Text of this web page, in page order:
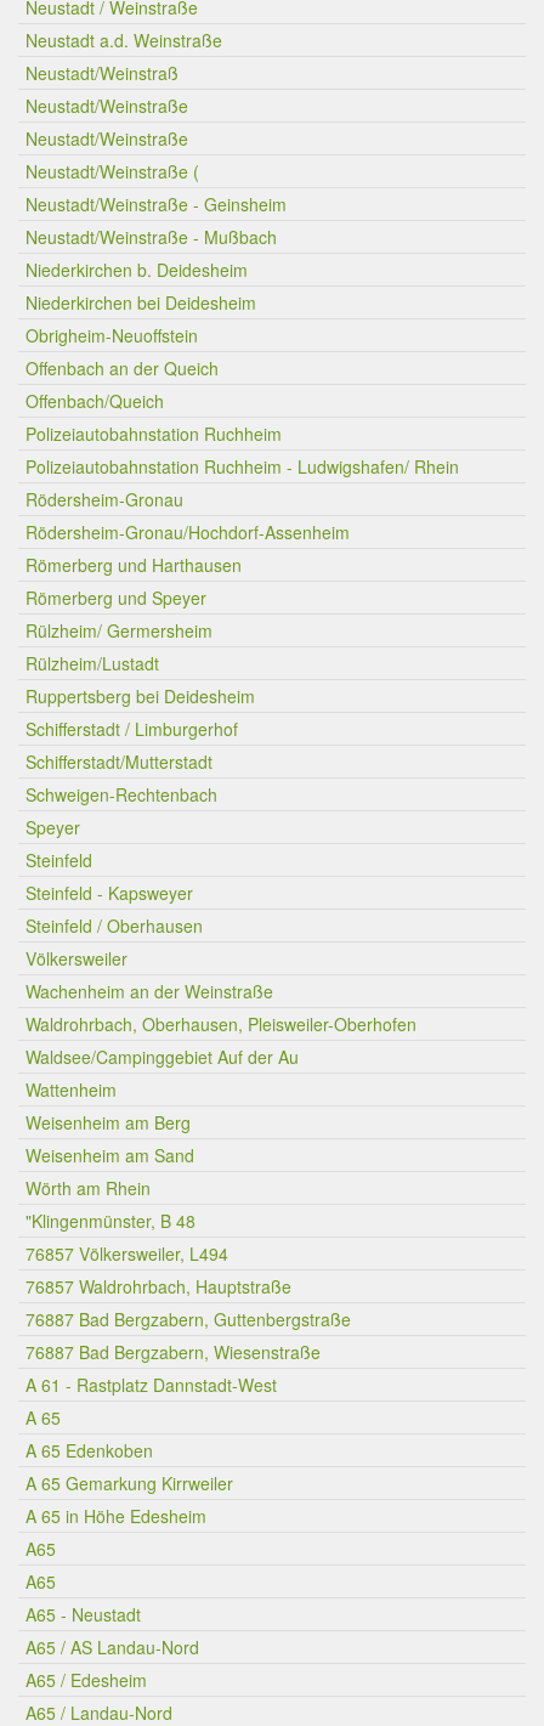
Neustadt / Weinstraße
Neustadt a.d. Weinstraße
Neustadt/Weinstraß
Neustadt/Weinstraße
Neustadt/Weinstraße
Neustadt/Weinstraße (
Neustadt/Weinstraße - Geinsheim
Neustadt/Weinstraße - Mußbach
Niederkirchen b. Deidesheim
Niederkirchen bei Deidesheim
Obrigheim-Neuoffstein
Offenbach an der Queich
Offenbach/Queich
Polizeiautobahnstation Ruchheim
Polizeiautobahnstation Ruchheim - Ludwigshafen/ Rhein
Rödersheim-Gronau
Rödersheim-Gronau/Hochdorf-Assenheim
Römerberg und Harthausen
Römerberg und Speyer
Rülzheim/ Germersheim
Rülzheim/Lustadt
Ruppertsberg bei Deidesheim
Schifferstadt / Limburgerhof
Schifferstadt/Mutterstadt
Schweigen-Rechtenbach
Speyer
Steinfeld
Steinfeld - Kapsweyer
Steinfeld / Oberhausen
Völkersweiler
Wachenheim an der Weinstraße
Waldrohrbach, Oberhausen, Pleisweiler-Oberhofen
Waldsee/Campinggebiet Auf der Au
Wattenheim
Weisenheim am Berg
Weisenheim am Sand
Wörth am Rhein
"Klingenmünster, B 48
76857 Völkersweiler, L494
76857 Waldrohrbach, Hauptstraße
76887 Bad Bergzabern, Guttenbergstraße
76887 Bad Bergzabern, Wiesenstraße
A 61 - Rastplatz Dannstadt-West
A 65
A 65 Edenkoben
A 65 Gemarkung Kirrweiler
A 65 in Höhe Edesheim
A65
A65
A65 - Neustadt
A65 / AS Landau-Nord
A65 / Edesheim
A65 / Landau-Nord